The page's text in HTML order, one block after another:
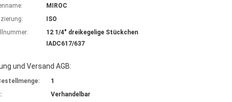
MIROC
ISO
12 1/4" dreikegelige Stückchen
IADC617/637
und Versand AGB:
1
Verhandelbar